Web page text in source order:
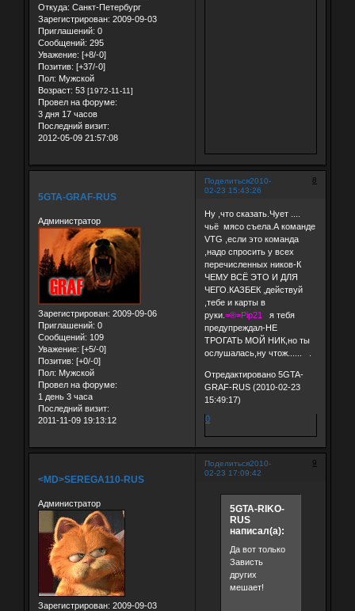
Откуда: Санкт-Петербург
Зарегистрирован: 2009-09-03
Приглашений: 0
Сообщений: 295
Уважение: [+8/-0]
Позитив: [+37/-0]
Пол: Мужской
Возраст: 53 [1972-11-11]
Провел на форуме:
3 дня 17 часов
Последний визит:
2012-05-09 21:57:08
Поделиться 8
2010-
02-23 15:43:26
5GTA-GRAF-RUS
Администратор
Зарегистрирован: 2009-09-06
Приглашений: 0
Сообщений: 109
Уважение: [+5/-0]
Позитив: [+0/-0]
Пол: Мужской
Провел на форуме:
1 день 3 часа
Последний визит:
2011-11-09 19:13:12
Ну ,что сказать.Чует ....
чьё мясо съела.А команде
VTG ,если это команда
,надо спросить у всех
перечисленных ников-К
ЧЕМУ ВСЁ ЭТО И ДЛЯ
ЧЕГО.КАЗБЕК ,действуй
,тебе и карты в
руки. =®=Pip21
я тебя
предупреждал-НЕ
ТРОГАТЬ МОЙ НИК,но ты
ослушалась,ну чтож...... .
Отредактировано 5GTA-
GRAF-RUS (2010-02-23
15:49:17)
0
Поделиться 9
2010-
02-23 17:09:42
<MD>SEREGA110-RUS
Администратор
Зарегистрирован: 2009-09-03
5GTA-RIKO-
RUS
написал(а):
Да вот только
Зависть
других
мешает!